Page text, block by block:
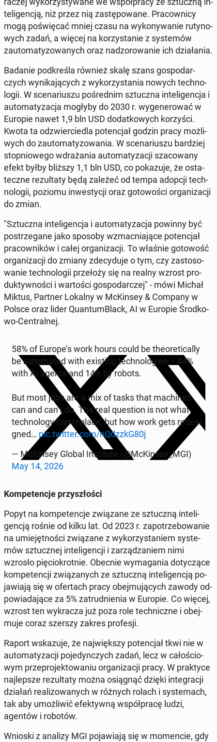
te­li­gen­cją, niż przez nią za­stę­po­wa­ne. Pra­cow­ni­cy
mogą po­świę­cać mniej czasu na wy­ko­ny­wa­nie ru­ty­no­
wych zadań, a więcej na ko­rzy­sta­nie z sys­te­mów
zauto­ma­ty­zo­wa­nych oraz nad­zo­ro­wa­nie ich dzia­ła­nia.
Badanie pod­kre­śla również skalę szans go­spo­dar­
czych wy­ni­ka­ją­cych z wy­ko­rzy­sta­nia nowych tech­no­
lo­gii. W sce­na­riu­szu po­śred­nim sztucz­na in­te­li­gen­cja i
au­to­ma­ty­za­cja mogłyby do 2030 r. wy­ge­ne­ro­wać w
Europie nawet 1,9 bln USD do­dat­ko­wych ko­rzy­ści.
Kwota ta od­zwier­cie­dla po­ten­cjał godzin pracy moż­li­
wych do zauto­ma­ty­zo­wa­nia. W sce­na­riu­szu bar­dziej
stop­nio­we­go wdra­ża­nia au­to­ma­ty­za­cji sza­co­wa­ny
efekt byłby bliższy 1,1 bln USD, co po­ka­zu­je, że osta­
tecz­ne re­zul­ta­ty będą zależeć od tempa adopcji tech­
no­lo­gii, poziomu in­we­sty­cji oraz go­to­wo­ści or­ga­ni­za­cji
do zmian.
"Sztucz­na in­te­li­gen­cja i au­to­ma­ty­za­cja powinny być
po­strze­ga­ne jako sposoby wzmac­nia­ją­ce po­ten­cjał
pra­cow­ni­ków i całej or­ga­ni­za­cji. To właśnie go­to­wość
or­ga­ni­za­cji do zmiany zde­cy­du­je o tym, czy za­sto­so­
wa­nie tech­no­lo­gii prze­ło­ży się na realny wzrost pro­
duk­tyw­no­ści i war­to­ści go­spo­dar­czej" - mówi Michał
Miktus, Partner Lokalny w McKin­sey & Company w
Polsce oraz lider Qu­an­tum­Black, AI w Europie Środ­ko­
wo-Cen­tral­nej.
58% of Europe’s work hours could be the­ore­ti­cal­ly
be au­to­ma­ted with exi­sting tech­no­lo­gies – 44%
with AI agents and 14% by robots.
But most jobs are a mix of tasks that ma­chi­nes
can and can’t do. The real qu­estion is not what
tech­no­lo­gy can replace, but how work gets re­de­si­
gned… pic.twitter.com/nQdzzkG80j
— McKin­sey Global In­sti­tu­te (@McKin­sey_MGI)
May 14, 2026
Kom­pe­ten­cje przy­szło­ści
Popyt na kom­pe­ten­cje zwią­za­ne ze sztucz­ną in­te­li­
gen­cją rośnie od kilku lat. Od 2023 r. za­po­trze­bo­wa­nie
na umie­jęt­no­ści zwią­za­ne z wy­ko­rzy­sta­niem sys­te­
mów sztucz­nej in­te­li­gen­cji i za­rzą­dza­niem nimi
wzrosło pię­cio­krot­nie. Obecnie wy­ma­ga­nia do­ty­czą­ce
kom­pe­ten­cji zwią­za­nych ze sztucz­ną in­te­li­gen­cją po­
ja­wia­ją się w ofer­tach pracy obej­mu­ją­cych zawody od­
po­wia­da­ją­ce za 5% za­trud­nie­nia w Europie. Co więcej,
wzrost ten wy­kra­cza już poza role tech­nicz­ne i obej­
mu­je coraz szerszy zakres pro­fe­sji.
Raport wska­zu­je, że naj­więk­szy po­ten­cjał tkwi nie w
au­to­ma­ty­za­cji po­je­dyn­czych zadań, lecz w ca­ło­ścio­
wym prze­pro­jek­to­wa­niu or­ga­ni­za­cji pracy. W prak­ty­ce
naj­lep­sze re­zul­ta­ty można osią­gnąć dzięki in­te­gra­cji
działań re­ali­zo­wa­nych w różnych rolach i sys­te­mach,
tak aby umoż­li­wić efek­tyw­ną współ­pra­cę ludzi,
agentów i robotów.
Wnioski z analizy MGI po­ja­wia­ją się w mo­men­cie, gdy